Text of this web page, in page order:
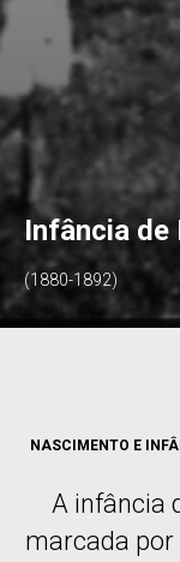
Infância de
(1880-1892)
NASCIMENTO E
A infância
marcada